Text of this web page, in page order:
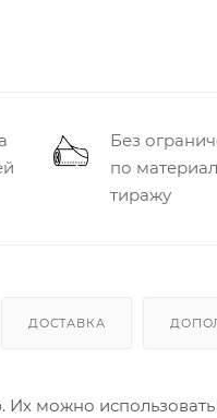
Без
по
тиражу
ДОСТАВКА
Их можно